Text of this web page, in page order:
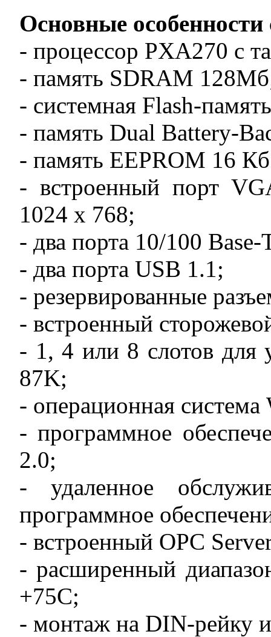
Основные
- процессор PXA270 с
- память SDRAM
- системная Flash-
- память Dual Battery-
- память EEPROM 16
- встроенный порт
1024 x 768;
- два порта 10/100
- два порта USB 1.1;
- резервированные
- встроенный
- 1, 4 или 8 слотов для
87K;
- операционная
- программное
2.0;
- удаленное
программное
- встроенный OPC
- расширенный
+75C;
- монтаж на DIN-рейку